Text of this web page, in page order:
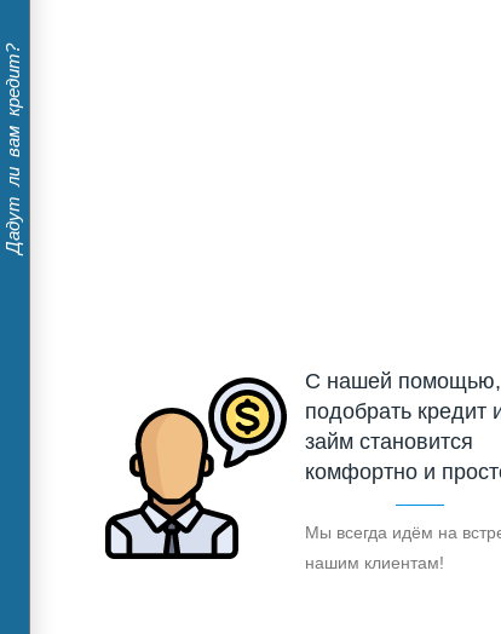
Дадут ли вам кредит?
С нашей помощью,
подобрать кредит
займ становится
комфортно и
Мы всегда идём на
нашим клиентам!